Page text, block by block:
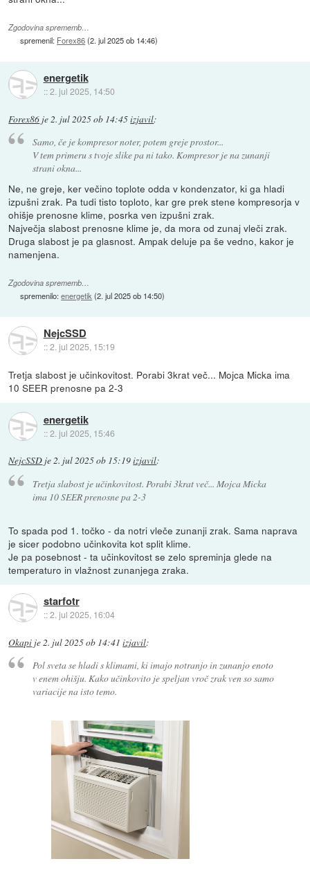
Zgodovina sprememb…
spremenil: Forex86(2. jul 2025 ob 14:46)
energetik
::2. jul 2025, 14:50
Forex86 je 2. jul 2025 ob 14:45izjavil:
Samo, če je kompresor noter, potem greje prostor...
V tem primeru s tvoje slike pa ni tako. Kompresor je na zunanji
strani okna...
Ne, ne greje, ker večino toplote odda v kondenzator, ki ga hladi
izpušni zrak. Pa tudi tisto toploto, kar gre prek stene kompresorja v
ohišje prenosne klime, posrka ven izpušni zrak.
Največja slabost prenosne klime je, da mora od zunaj vleči zrak.
Druga slabost je pa glasnost. Ampak deluje pa še vedno, kakor je
namenjena.
Zgodovina sprememb…
spremenilo:energetik(2. jul 2025 ob 14:50)
NejcSSD
::2. jul 2025, 15:19
Tretja slabost je učinkovitost. Porabi 3krat več... Mojca Micka ima
10 SEER prenosne pa 2-3
energetik
::2. jul 2025, 15:46
NejcSSD je2. jul 2025 ob 15:19izjavil:
Tretja slabost je učinkovitost. Porabi 3krat več... Mojca Micka
ima 10 SEER prenosne pa 2-3
To spada pod 1. točko - da notri vleče zunanji zrak. Sama naprava
je sicer podobno učinkovita kot split klime.
Je pa posebnost - ta učinkovitost se zelo spreminja glede na
temperaturo in vlažnost zunanjega zraka.
starfotr
::2. jul 2025, 16:04
Okapi je2. jul 2025 ob 14:41 izjavil:
Pol sveta se hladi s klimami, ki imajo notranjo in zunanjo enoto
v enem ohišju. Kako učinkovito je speljan vroč zrak ven so samo
variacije na isto temo.